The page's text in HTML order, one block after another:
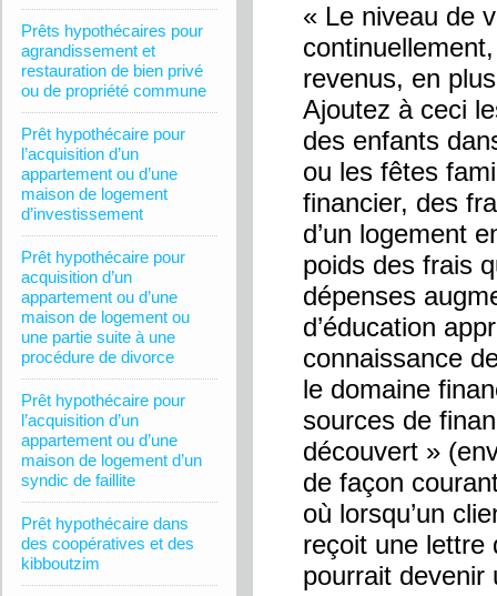
Prêts hypothécaires pour
agrandissement et
restauration de bien privé
ou de propriété commune
Prêt hypothécaire pour
l’acquisition d’un
appartement ou d’une
maison de logement
d’investissement
Prêt hypothécaire pour
acquisition d’un
appartement ou d’une
maison de logement ou
une partie suite à une
procédure de divorce
Prêt hypothécaire pour
l’acquisition d’un
appartement ou d’une
maison de logement d’un
syndic de faillite
Prêt hypothécaire dans
des coopératives et des
kibboutzim
« Le niveau de
revenus, en
Ajoutez à ceci
des enfants
ou les fêtes
financier, des
d’un logement
poids des frais
dépenses
d’éducation
connaissance
le domaine
sources de
découvert »
de façon
où lorsqu’un
reçoit une lettre
pourrait devenir